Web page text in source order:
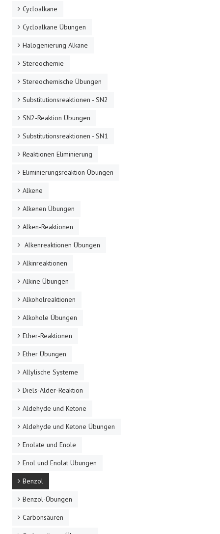
Cycloalkane
Cycloalkane Übungen
Halogenierung Alkane
Stereochemie
Stereochemische Übungen
Substitutionsreaktionen - SN2
SN2-Reaktion Übungen
Substitutionsreaktionen - SN1
Reaktionen Eliminierung
Eliminierungsreaktion Übungen
Alkene
Alkenen Übungen
Alken-Reaktionen
Alkenreaktionen Übungen
Alkinreaktionen
Alkine Übungen
Alkoholreaktionen
Alkohole Übungen
Ether-Reaktionen
Ether Übungen
Allylische Systeme
Diels-Alder-Reaktion
Aldehyde und Ketone
Aldehyde und Ketone Übungen
Enolate und Enole
Enol und Enolat Übungen
Benzol
Benzol-Übungen
Carbonsäuren